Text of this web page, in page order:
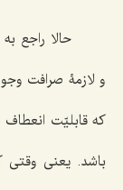
حالا راجع
و لازمۀ صرافت
که قابلیّت
باشد. یعنى